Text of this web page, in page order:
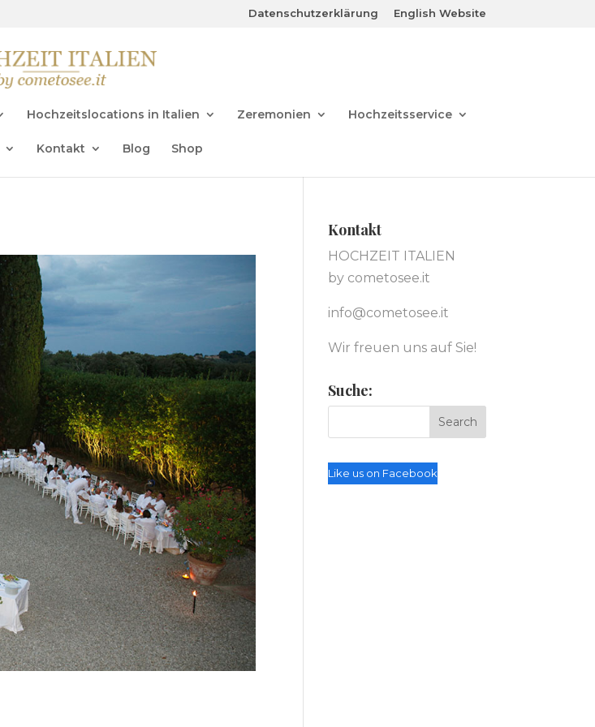
Datenschutzerklärung English Website
Hochzeitslocations in Italien Zeremonien Hochzeitsservice
Kontakt Blog Shop
Kontakt
HOCHZEIT ITALIEN
by cometosee.it
info@cometosee.it
Wir freuen uns auf Sie!
Suche:
Like us on Facebook